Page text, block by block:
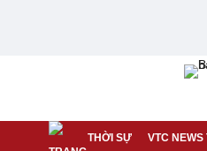
THỜI SỰ VTC NEWS